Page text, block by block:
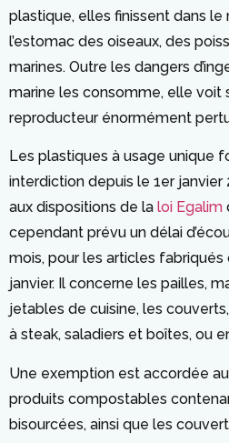
plastique, elles finissent dans
l’estomac des oiseaux, des
marines. Outre les dangers
marine les consomme, elle voit
reproducteur énormément
Les plastiques à usage unique
interdiction depuis le 1er
aux dispositions de la loi Egalim
cependant prévu un délai
mois, pour les articles
janvier. Il concerne les pailles,
jetables de cuisine, les
à steak, saladiers et boîtes, ou
Une exemption est accordée
produits compostables
bisourcées, ainsi que les